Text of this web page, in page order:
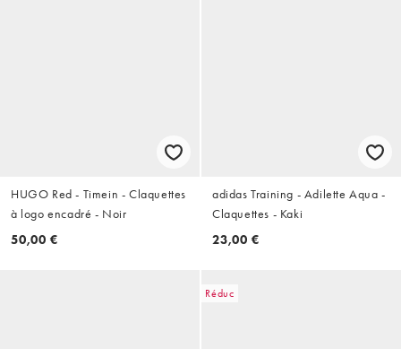
HUGO Red - Timein - Claquettes
à logo encadré - Noir
50,00 €
adidas Training - Adilette Aqua -
Claquettes - Kaki
23,00 €
Réduc